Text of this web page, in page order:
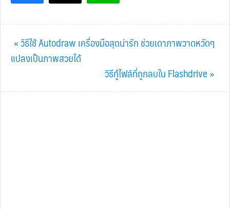
Previous
Post:
« วิธีใช้ Autodraw เครื่องมือสุดน่ารัก ช่วยเดาภาพวาดหวัดๆ
แปลงเป็นภาพสวยได้
Next
Post:
วิธีกู้ไฟล์ที่ถูกลบใน Flashdrive »